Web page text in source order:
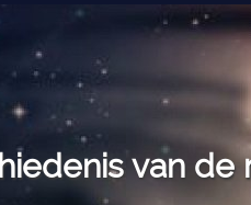
van